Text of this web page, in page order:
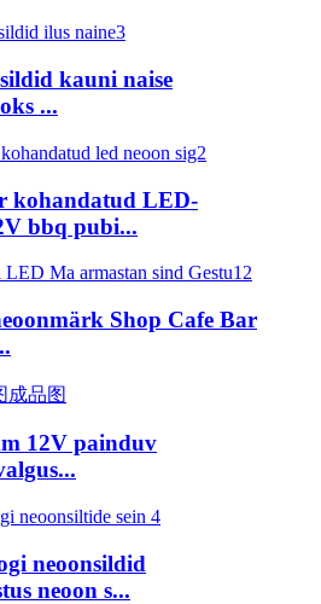
kauni naise
...
kohandatud LED-
bbq pubi...
Shop Cafe Bar
12V painduv
neoonsildid
neoon s...